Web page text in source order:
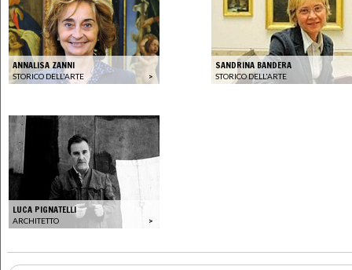
ANNALISA ZANNI
STORICO DELL'ARTE >
SANDRINA BANDERA
STORICO DELL'ARTE
LUCA PIGNATELLI
ARCHITETTO >